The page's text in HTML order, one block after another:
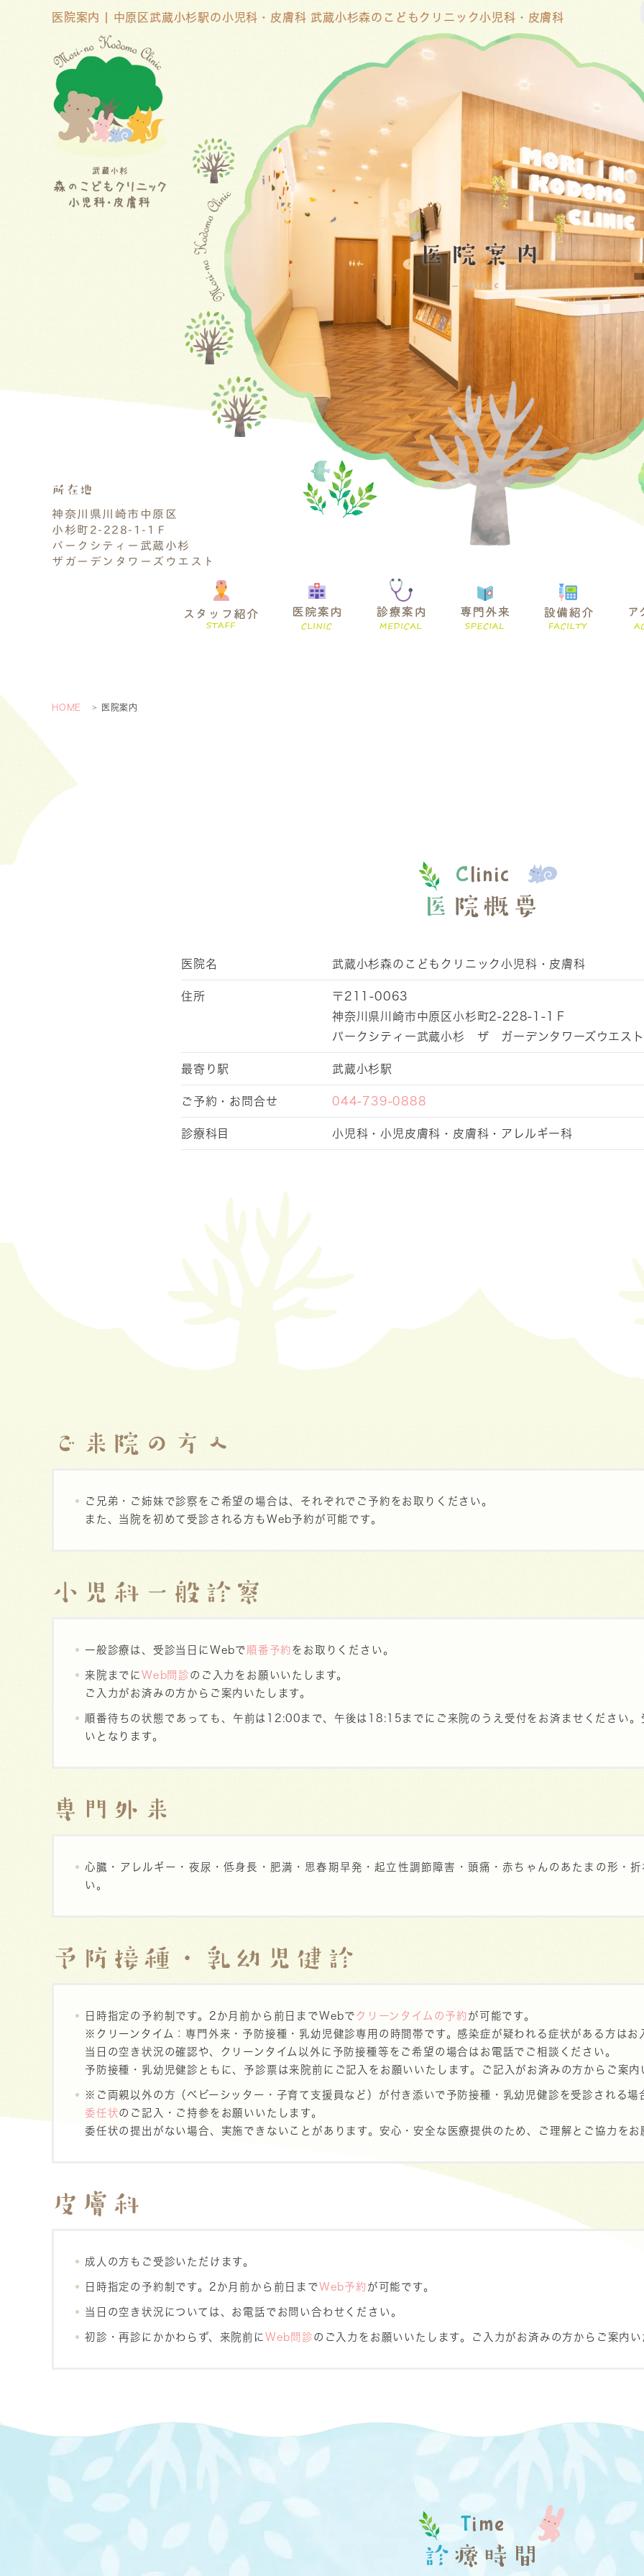
医院案内 | 中原区武蔵小杉駅の小児科・皮膚科 武蔵小杉森のこどもクリニック小児科・皮膚科
所在地
神奈川県川崎市中原区
小杉町2-228-1-1Ｆ
パークシティー武蔵小杉
ザガーデンタワーズウエスト
医院案内
Clinic
HOME 医院案内
Clinic
医 院概要
医院名 武蔵小杉森のこどもクリニック小児科・皮膚科
住所
〒211-0063
神奈川県川崎市中原区小杉町2-228-1-1Ｆ
パークシティー武蔵小杉 ザ ガーデンタワーズウエスト
最寄り駅 武蔵小杉駅
ご予約・ お問合せ 044-739-0888
診療科目 小児科・小児皮膚科・皮膚科・アレルギー科
ご来院の方へ
ご兄弟・ご姉妹で診察をご希望の場合は、それぞれでご予約をお取りください。
また、当院を初めて受診される方もWeb予約が可能です。
小児科一般診察
一般診療は、受診当日にWebで 順番予約 をお取りください。
来院までにWeb問診 のご入力をお願いいたします。
ご入力がお済みの方からご案内いたします。
順番待ちの状態であっても、午前は12:00まで、午後は18:15までにご来院のうえ受付をお済ませください
いとなります。
専門外来
心臓・アレルギー・夜尿・低身長・肥満・思春期早発・起立性調節障害・頭痛・赤ちゃんのあたまの形・
い。
予防接種・乳幼児健診
日時指定の予約制です。2か月前から前日までWebで クリーンタイムの予約 が可能です。
※クリーンタイム：専門外来・予防接種・乳幼児健診専用の時間帯です。感染症が疑われる症状がある方はお
当日の空き状況の確認や、クリーンタイム以外に予防接種等をご希望の場合はお電話でご相談ください。
予防接種・乳幼児健診ともに、予診票は来院前にご記入をお願いいたします。ご記入がお済みの方からご案内
※ご両親以外の方（ベビーシッター・子育て支援員など）が付き添いで予防接種・乳幼児健診を受診される場
委任状のご記入・ご持参をお願いいたします。
委任状の提出がない場合、実施できないことがあります。安心・安全な医療提供のため、ご理解とご協力をお
皮膚科
成人の方もご受診いただけます。
日時指定の予約制です。2か月前から前日までWeb予約 が可能です。
当日の空き状況については、お電話でお問い合わせください。
初診・再診にかかわらず、来院前に Web問診 のご入力をお願いいたします。ご入力がお済みの方からご案内
Time
診 療時間